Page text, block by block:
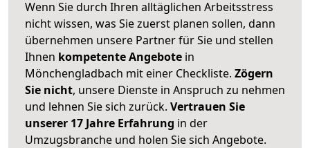
Wenn Sie durch Ihren alltäglichen Arbeitsstress
nicht wissen, was Sie zuerst planen sollen, dann
übernehmen unsere Partner für Sie und stellen
Ihnen kompetente Angebote in
Mönchengladbach mit einer Checkliste. Zögern
Sie nicht, unsere Dienste in Anspruch zu nehmen
und lehnen Sie sich zurück. Vertrauen Sie
unserer 17 Jahre Erfahrung in der
Umzugsbranche und holen Sie sich Angebote.